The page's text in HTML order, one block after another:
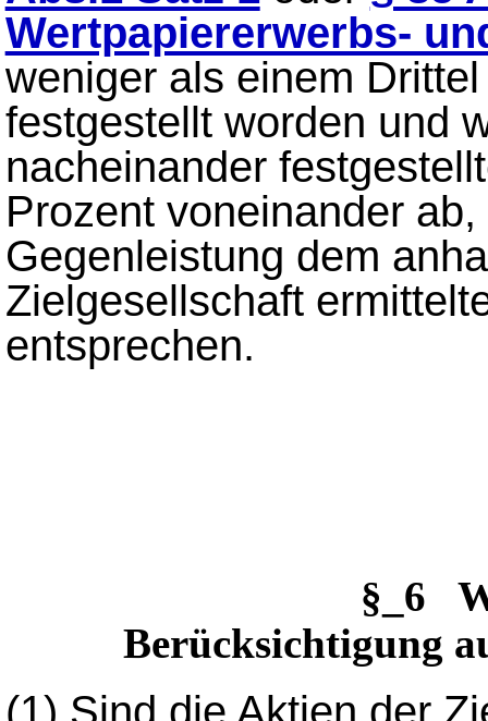
Wertpapiererwerbs-
weniger als einem
festgestellt worden und
nacheinander
Prozent voneinander
Gegenleistung dem
Zielgesellschaft
entsprechen.
§_6
Berücksichtigung